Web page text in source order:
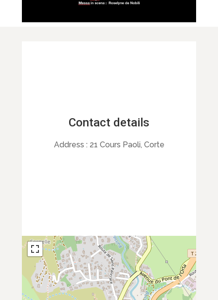
Contact details
Address : 21 Cours Paoli, Corte